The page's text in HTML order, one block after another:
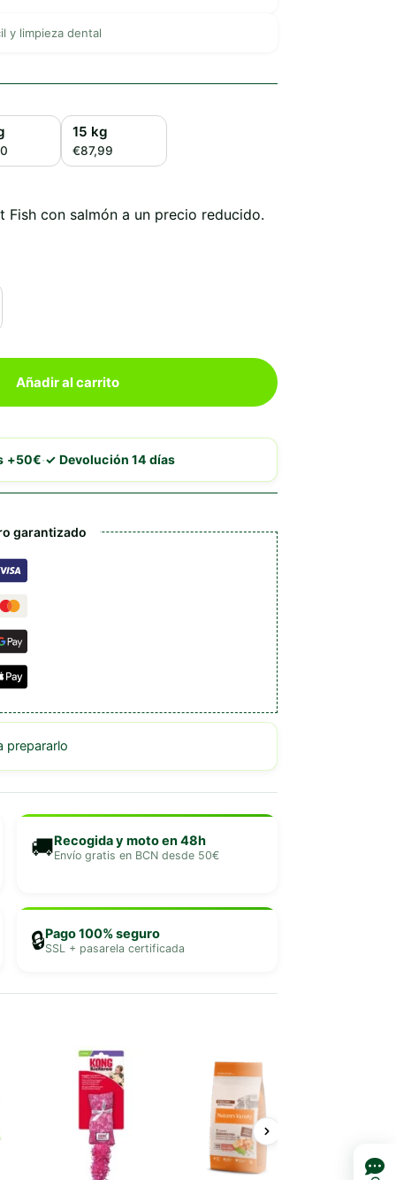
y limpieza dental
15 kg
€87,99
con salmón a un precio reducido.
Añadir al carrito
+50€·✓ Devolución 14 días
garantizado
prepararlo
🚚Recogida y moto en 48h
Envío gratis en BCN desde 50€
🔒Pago 100% seguro
SSL + pasarela certificada